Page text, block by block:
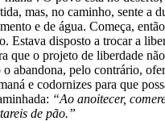
mas, no caminho, sente a
e de água. Começa,
Estava disposto a trocar a
que o projeto de liberdade
o abandona, pelo contrário,
e codornizes para que
“Ao anoitecer,
de pão.”